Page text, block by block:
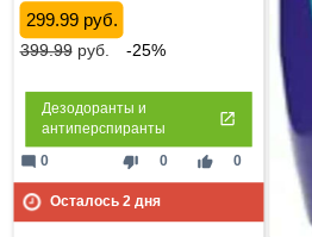
299.99 руб.
399.99руб. -25%
Дезодоранты и
антиперспиранты
thumb_down 0 thumb_up 0
mode_comment 0
Осталось 2дня